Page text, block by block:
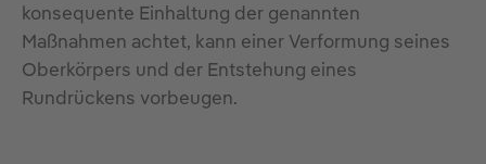
konsequente Einhaltung der genannten
Maßnahmen achtet, kann einer Verformung seines
Oberkörpers und der Entstehung eines
Rundrückens vorbeugen.